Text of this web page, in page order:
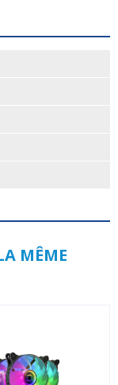
MÊME